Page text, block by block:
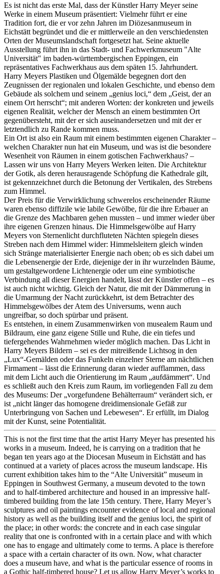
Es ist nicht das erste Mal, dass der Künstler Harry Meyer seine
Werke in einem Museum präsentiert: Vielmehr führt er eine
Tradition fort, die er vor zehn Jahren im Diözesanmuseum in
Eichstätt begründet und die er mittlerweile an den verschiedensten
Orten der Museumslandschaft fortgesetzt hat. Seine aktuelle
Ausstellung führt ihn in das Stadt- und Fachwerkmuseum "Alte
Universität" im baden-württembergischen Eppingen, ein
repräsentatives Fachwerkhaus aus dem späten 15. Jahrhundert.
Harry Meyers Plastiken und Ölgemälde begegnen dort den
Zeugnissen der regionalen und lokalen Geschichte, und ebenso dem
Gebäude als solchem und seinem „genius loci,“ dem „Geist, der an
einem Ort herrscht“; mit anderen Worten: der konkreten und jeweils
eigenen Realität, welcher der Mensch an einem bestimmten Ort
gegenübersteht, mit der er sich auseinandersetzen und mit der er
letztendlich zu Rande kommen muss.
Ein Ort ist also ein Raum mit einem bestimmten eigenen Charakter –
welchen Charakter nun hat ein Museum, und was ist die besondere
Wesenheit von Räumen in einem gotischen Fachwerkhaus? –
Lassen wir uns von Harry Meyers Werken leiten. Die Architektur
der Gotik, als deren herausragende Schöpfung die Kathedrale gilt,
ist gekennzeichnet durch die Betonung der Vertikalen, des Strebens
zum Himmel.
Der Preis für die Verwirklichung schwerelos erscheinender Räume
waren ebenso diffizile wie labile Gewölbe, für die ihre Erbauer an
die Grenze des Machbaren gehen mussten – und immer wieder über
ihre eigenen Grenzen hinaus. Die Himmelsgewölbe auf Harry
Meyers von Sternenlicht durchfluteten Nächten spiegeln dieses
Streben nach dem Himmel wider: Himmelsleitern gleich winden
sich Stränge materialisierter Energie nach oben; ob es sich dabei um
die Lebensenergie der Erde, diejenige der in ihr wurzelnden Bäume,
um gestaltgewordene Lichtenergie oder um eine symbiotische
Verbindung all dieser Energien handelt, lässt der Künstler offen – es
ist auch nicht wichtig. Gleich der Natur, die mit der Dämmerung in
die Umarmung der Nacht zurückkehrt, ist dem Betrachter des
Himmelsgewölbes der Atem des Universums, wenn auch
ungreifbar, so doch spürbar und präsent.
Es entstehen, in einem Zusammenwirken von musealem Raum und
Bildraum, eine ganz eigene Stille und Ruhe, die ein tiefes und
tiefergehendes Wahrnehmen wieder möglich machen. Das Licht in
Harry Meyers Bildern – sei es der mitreißende Lichtsog in den
„Lux“-Gemälden oder das Funkeln einzelner Sterne am nächtlichen
Firmament – lässt die Erinnerung daran wieder aufflammen, dass
mit dem Licht auch die Orientierung im Raum „aufdämmert“. Und
es schließt auch den Kreis zum Raum, im vorliegenden Fall zu dem
des Museums: Der „vorgefundene Behälterraum“ verändert sich, er
ist „nicht länger das homogene dreidimensionale Gefäß zur
Unterbringung von Sachen und Lebewesen“. Er erfüllt, im Dialog
mit der Kunst, seine Potentialität.
This is not the first time that the artist Harry Meyer has presented his
works in a museum. Indeed, he is carrying on a tradition that he
began ten years ago at the Diocesan Museum in Eichstätt and has
continued at a variety of places across the museum landscape. His
current exhibition takes him to the “Alte Universität” museum in
Eppingen in Southwest Germany, a museum devoted to the town
and to half-timbered architecture and housed in an impressive half-
timbered building from the late 15th century. There, Harry Meyer’s
sculptures and oil paintings encounter evidence of local and regional
history as well as the building itself and the genius loci, the spirit of
the place; in other words: the concrete and in each case singular
reality that one is confronted with in a certain place and with which
one has to engage and ultimately come to terms. A place is therefore
a space with a certain character of its own. Now, what character
does a museum have, and what is the particular essence of rooms in
a Gothic half-timbered house? Let us allow Harry Meyer’s works to